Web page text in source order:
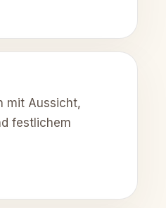
mit Aussicht,
festlichem